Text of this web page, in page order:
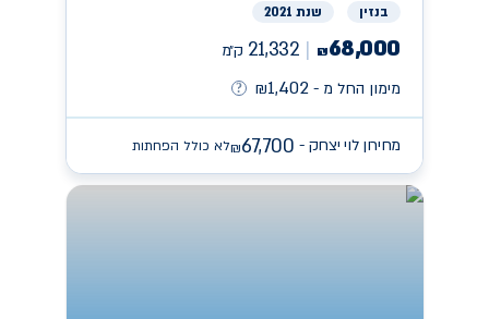
בנזין שנת 2021
₪68,000
21,332 ק״מ
מימון החל מ -
₪1,402
מחירון לוי יצחק - ₪67,700 לא כולל הפחתות